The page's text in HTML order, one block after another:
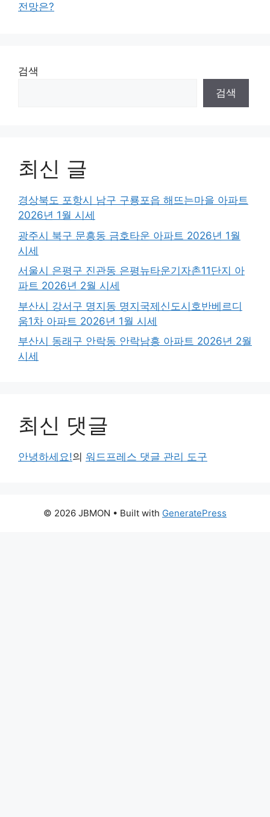
전망은?
검색
검색
최신 글
경상북도 포항시 남구 구룡포읍 해뜨는마을 아파트
2026년 1월 시세
광주시 북구 문흥동 금호타운 아파트 2026년 1월
시세
서울시 은평구 진관동 은평뉴타운기자촌11단지 아
파트 2026년 2월 시세
부산시 강서구 명지동 명지국제신도시호반베르디
움1차 아파트 2026년 1월 시세
부산시 동래구 안락동 안락남흥 아파트 2026년 2월
시세
최신 댓글
안녕하세요!의 워드프레스 댓글 관리 도구
© 2026 JBMON • Built with GeneratePress